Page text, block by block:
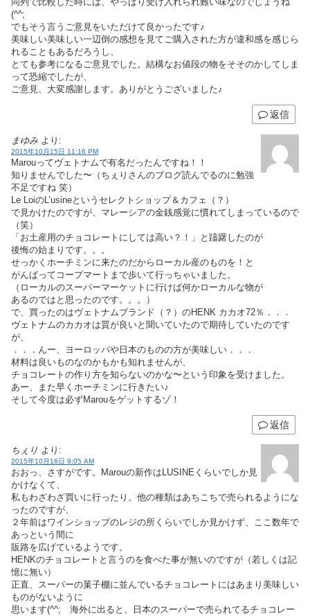
(^^;
でもそう言うご意見をいただけて良かったです♪
美味しい美味しい一辺倒の感想を見てご購入された方が違和感を感じら
れることもあるだろうし、
とても参考になるご意見でした。結構なお値段の物をそそのかしてしま
って恐縮でしたが、
ご意見、大変感謝します。ありがとうございました♪
返信
まゆみ より:
2015年10月15日 11:16 PM
Marouってヴェトナムで有名だったんですね！！
知りませんでした〜（ちぇりさんのブログ読んでるのに勉強
不足ですね 笑）
Le LoiのL’usineというセレクトショップ＆カフェ（？）
で見かけたのですが、マレーシアの金銭感覚に慣れてしまっているので
（笑）
「お土産用のチョコレートにしては高い？！」と躊躇したのが
後悔の始まりです。。。
せっかくホーチミンに来たのだからローカル産のものを！と
がんばってコープマートまで歩いて行っちゃいました。
（ローカルのスーパーマーケットに行けば何かローカルな物が
あるのではと思ったのです。。。）
で、買ったのはヴェトナムブランド（？）のHENK カカオ72％．．．
ヴェトナムのカカオは質が良いと聞いていたので期待していたのです
が、
．．．んー、ヨーロッパや日本のものの方が美味しい．．．
材料は良いものなのかもかも知れませんが、
チョコレートの作り方を知らないのかな〜という印象を受けました。
あー、また早くホーチミンに行きたい♪
そして今度は必ずMarouをゲットするゾ！
返信
ちぇり より:
2015年10月16日 9:05 AM
おおっ、さすがです。Marouの新作はLUSINEくらいでしか見
かけなくて、
私もわざわざ買いに行ったり。他の種類はあちこちで売られるようにな
ったのですが、
２年前はワインショップのレジの所くらいでしか見かけず、ここ数年で
あっという間に
販路を広げているようです。
HENKのチョコレートと言うのを食べた事が無いのですが（若しくは記
憶に無い）
正直、スーパーの菓子棚に並んでいるチョコレートにはあまり美味しい
ものがないように
思います(^^; 海外に出ると、日本のスーパーで売られてるチョコレー